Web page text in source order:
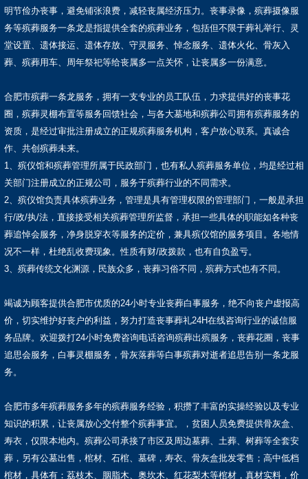
明节俭办丧事，避免铺张浪费，减轻丧属经济压力。丧事录像，殡葬摄像服
务等殡葬服务一条龙是指提供全套的殡葬业务，包括但不限于葬礼举行、灵
堂设置、遗体接运、遗体存放、守灵服务、悼念服务、遗体火化、骨灰入
葬、殡葬用车、周年祭祀等给丧属多一点关怀，让丧属多一份满意。
合肥市殡葬一条龙服务，拥有一支专业的员工队伍，力求提供好的丧事花
圈，殡葬灵棚布置等服务回馈社会，与各大墓地和殡葬公司拥有殡葬服务的
资质，是经过审批注册成立的正规殡葬服务机构，客户放心联系。真诚合
作、共创殡葬未来。
1、殡仪馆和殡葬管理所属于民政部门，也有私人殡葬服务单位，均是经过相
关部门注册成立的正规公司，服务于殡葬行业的不同需求。
2、殡仪馆负责具体殡葬业务，管理是具有管理权限的管理部门，一般是承担
行/政/执/法，直接接受相关殡葬管理所监督，承担一些具体的职能如各种丧
葬追悼会服务，净身脱穿衣等服务的定价，兼具殡仪馆的服务项目。各地情
况不一样，杜绝乱收费现象。性质有财/政拨款，也有自负盈亏。
3、殡葬传统文化渊源，民族众多，丧葬习俗不同，殡葬方式也有不同。
竭诚为顾客提供合肥市优质的24小时专业丧葬白事服务，绝不向丧户虚报高
价，切实维护好丧户的利益，努力打造丧事葬礼24H在线咨询行业的诚信服
务品牌。欢迎拨打24小时免费咨询电话咨询殡葬出殡服务，丧葬花圈，丧事
追思会服务，白事灵棚服务，骨灰落葬等白事殡葬对逝者追思告别一条龙服
务。
合肥市多年殡葬服务多年的殡葬服务经验，积攒了丰富的实操经验以及专业
知识的积累，让丧属放心交付整个殡葬事宜。，贫困人员免费提供骨灰盒、
寿衣，仅限本地内。殡葬公司承接了市区及周边墓葬、土葬、树葬等全套安
葬，另有公墓出售，棺材、石棺、墓碑，寿衣、骨灰盒批发零售；高中低档
棺材，具体有：荔枝木、胭脂木、奥坎木、红花梨木等棺材，真材实料，价